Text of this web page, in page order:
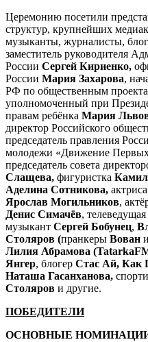
Церемонию посетили
структур, крупнейших
музыканты, журналисты,
заместитель руководителя
России Сергей Кириенко,
России Мария Захарова,
РФ по общественным
уполномоченный при
правам ребёнка Мария
директор Российского
председатель правления
молодежи «Движение
председатель совета
Слащева, фигуристка
Аделина Сотникова, актриса
Ярослав Могильников,
Денис Симачёв, телеведущая
музыкант Сергей Бобунец,
Столяров (пранкеры Вован и
Лилия Абрамова
Янгер, блогер Стас Ай, Как
Наташа Гасанханова,
Столяров и другие.
ПОБЕДИТЕЛИ
ОСНОВНЫЕ